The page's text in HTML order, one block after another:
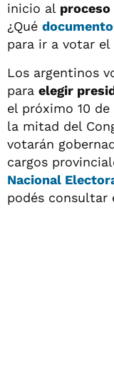
inicio al
¿Qué
para ir a votar el
Los argentinos
para elegir
el próximo 10
la mitad del
votarán
cargos
Nacional
podés consultar